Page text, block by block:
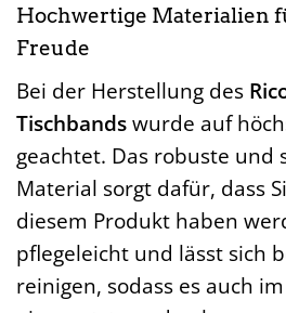
Hochwertige Materialien
Freude
Bei der Herstellung des
Tischbandswurde auf
geachtet. Das robuste und
Material sorgt dafür, dass
diesem Produkt haben
pflegeleicht und lässt sich
reinigen, sodass es auch